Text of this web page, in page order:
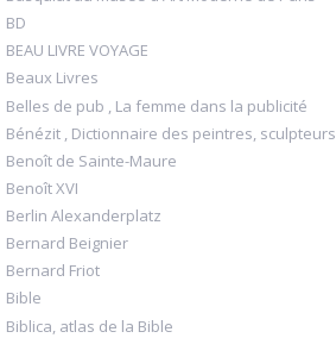
BD
BEAU LIVRE VOYAGE
Beaux Livres
Belles de pub , La femme dans la publicité
Bénézit , Dictionnaire des peintres, sculpteurs
Benoît de Sainte-Maure
Benoît XVI
Berlin Alexanderplatz
Bernard Beignier
Bernard Friot
Bible
Biblica, atlas de la Bible